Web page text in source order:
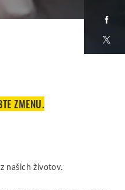
X
ZMENU.
našich životov.